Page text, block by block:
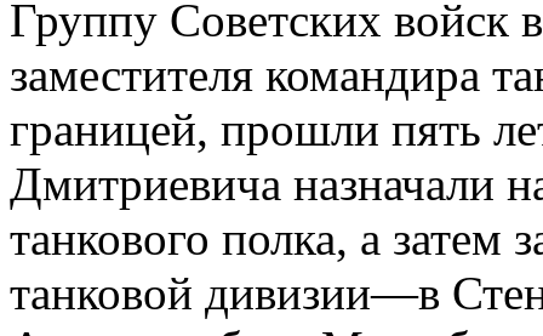
Группу Советских войск
заместителя командира
границей, прошли пять
Дмитриевича назначали
танкового полка, а затем
танковой дивизии—в